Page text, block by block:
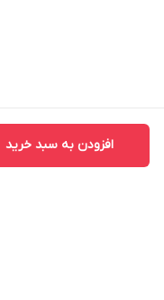
افزودن به سبد خرید